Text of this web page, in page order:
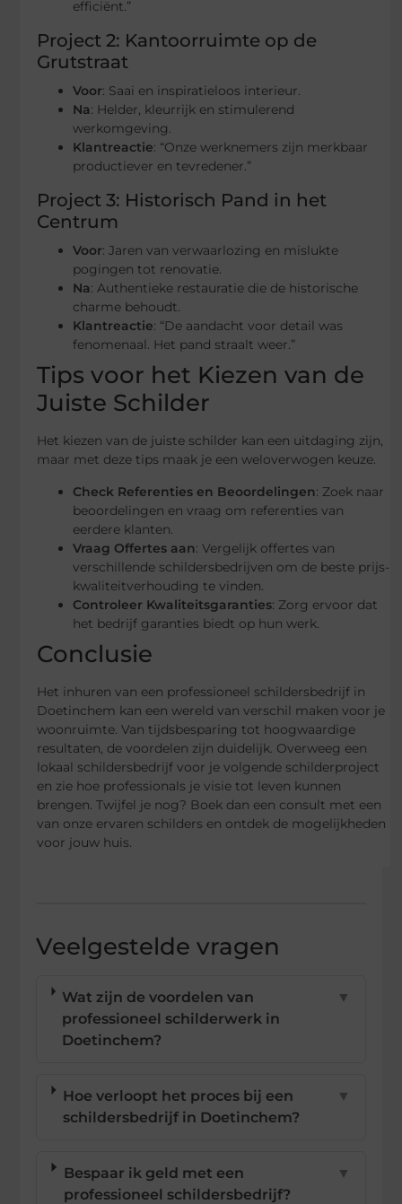
efficiënt.”
Project 2: Kantoorruimte op de
Grutstraat
Voor: Saai en inspiratieloos interieur.
Na: Helder, kleurrijk en stimulerend
werkomgeving.
Klantreactie: “Onze werknemers zijn merkbaar
productiever en tevredener.”
Project 3: Historisch Pand in het
Centrum
Voor: Jaren van verwaarlozing en mislukte
pogingen tot renovatie.
Na: Authentieke restauratie die de historische
charme behoudt.
Klantreactie: “De aandacht voor detail was
fenomenaal. Het pand straalt weer.”
Tips voor het Kiezen van de
Juiste Schilder
Het kiezen van de juiste schilder kan een uitdaging zijn,
maar met deze tips maak je een weloverwogen keuze.
Check Referenties en Beoordelingen: Zoek naar
beoordelingen en vraag om referenties van
eerdere klanten.
Vraag Offertes aan: Vergelijk offertes van
verschillende schildersbedrijven om de beste prijs-
kwaliteitverhouding te vinden.
Controleer Kwaliteitsgaranties: Zorg ervoor dat
het bedrijf garanties biedt op hun werk.
Conclusie
Het inhuren van een professioneel schildersbedrijf in
Doetinchem kan een wereld van verschil maken voor je
woonruimte. Van tijdsbesparing tot hoogwaardige
resultaten, de voordelen zijn duidelijk. Overweeg een
lokaal schildersbedrijf voor je volgende schilderproject
en zie hoe professionals je visie tot leven kunnen
brengen. Twijfel je nog? Boek dan een consult met een
van onze ervaren schilders en ontdek de mogelijkheden
voor jouw huis.
Veelgestelde vragen
Wat zijn de voordelen van
professioneel schilderwerk in
Doetinchem?
▼
Hoe verloopt het proces bij een
schildersbedrijf in Doetinchem?
▼
Bespaar ik geld met een
professioneel schildersbedrijf?
▼